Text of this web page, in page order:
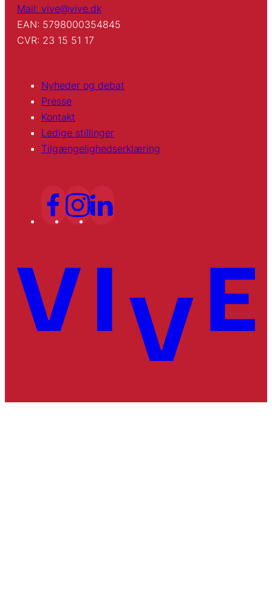
Mail: vive@vive.dk
EAN: 5798000354845
CVR: 23 15 51 17
Nyheder og debat
Presse
Kontakt
Ledige stillinger
Tilgængelighedserklæring